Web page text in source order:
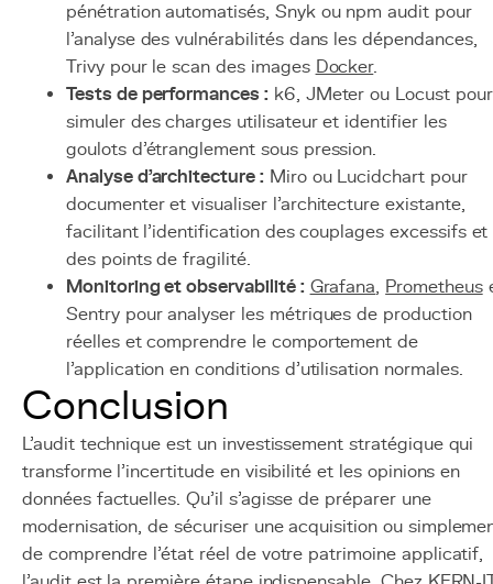
pénétration automatisés, Snyk ou npm audit pour
l'analyse des vulnérabilités dans les dépendances,
Trivy pour le scan des images Docker.
Tests de performances :k6, JMeter ou Locust pour
simuler des charges utilisateur et identifier les
goulots d'étranglement sous pression.
Analyse d'architecture :Miro ou Lucidchart pour
documenter et visualiser l'architecture existante,
facilitant l'identification des couplages excessifs et
des points de fragilité.
Monitoring et observabilité : Grafana, Prometheus
Sentry pour analyser les métriques de production
réelles et comprendre le comportement de
l'application en conditions d'utilisation normales.
Conclusion
L'audit technique est un investissement stratégique qui
transforme l'incertitude en visibilité et les opinions en
données factuelles. Qu'il s'agisse de préparer une
modernisation, de sécuriser une acquisition ou
de comprendre l'état réel de votre patrimoine applicatif,